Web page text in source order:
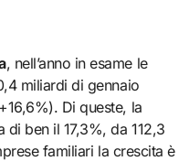
, nell’anno in esame le
miliardi di gennaio
Di queste, la
ben il 17,3%, da 112,3
familiari la crescita è